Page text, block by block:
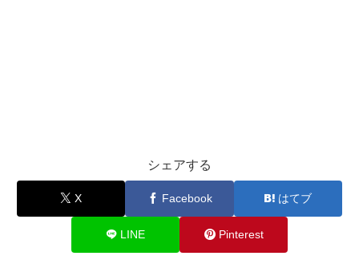
シェアする
X Facebook はてブ
LINE Pinterest